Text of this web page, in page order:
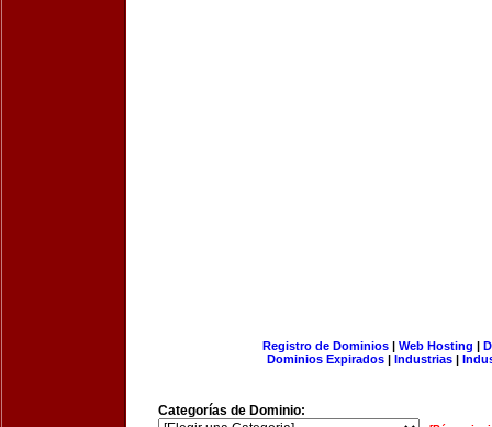
Registro de Dominios| Web Hosting |
Dominios Expirados | Industrias |
Categorías de Dominio: